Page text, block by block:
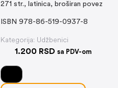
271 str., latinica, broširan povez
ISBN 978-86-519-0937-8
Kategorija: Udžbenici
1.200 RSD sa PDV-om